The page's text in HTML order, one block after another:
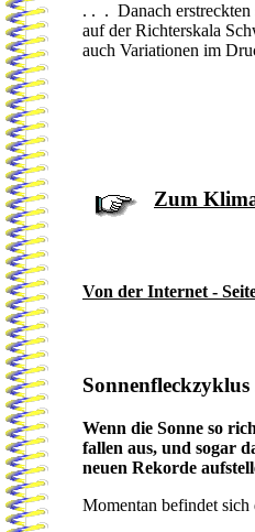
. . . Danach erstreckten
auf der Richterskala
auch Variationen im
Zum
Von der Internet -
Sonnenfleckzyklus
Wenn die Sonne so
fallen aus, und sogar
neuen Rekorde
Momentan befindet